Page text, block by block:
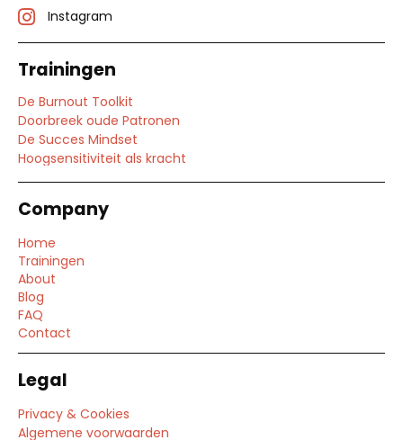
Instagram
Trainingen
De Burnout Toolkit
Doorbreek oude Patronen
De Succes Mindset
Hoogsensitiviteit als kracht
Company
Home
Trainingen
About
Blog
FAQ
Contact
Legal
Privacy & Cookies
Algemene voorwaarden